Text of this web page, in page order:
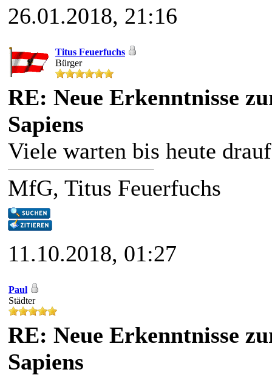
26.01.2018, 21:16
Titus Feuerfuchs
Bürger
RE: Neue Erkenntnisse
Sapiens
Viele warten bis heute
MfG, Titus Feuerfuchs
11.10.2018, 01:27
Paul
Städter
RE: Neue Erkenntnisse
Sapiens